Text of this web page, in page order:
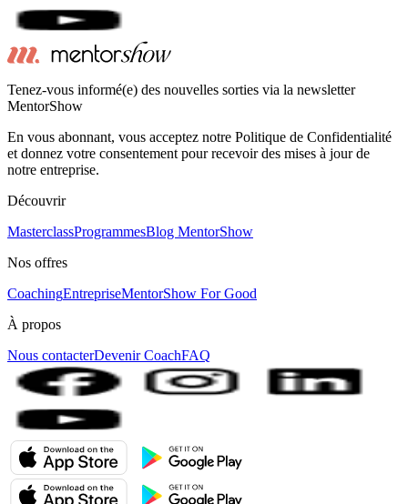
Tenez-vous informé(e) des nouvelles sorties via la newsletter
MentorShow
En vous abonnant, vous acceptez notre Politique de Confidentialité
et donnez votre consentement pour recevoir des mises à jour de
notre entreprise.
Découvrir
MasterclassProgrammesBlog MentorShow
Nos offres
CoachingEntrepriseMentorShow For Good
À propos
Nous contacterDevenir CoachFAQ